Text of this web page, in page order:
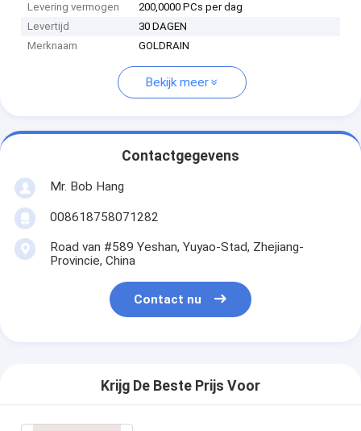
Levering vermogen
200,0000 PCs per dag
Levertijd
30 DAGEN
Merknaam
GOLDRAIN
Bekijk meer
Contactgegevens
Mr. Bob Hang
008618758071282
Road van #589 Yeshan, Yuyao-Stad, Zhejiang-
Provincie, China
Contact nu
Krijg De Beste Prijs Voor